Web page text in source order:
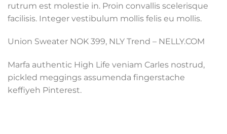
rutrum est molestie in. Proin convallis scelerisque
facilisis. Integer vestibulum mollis felis eu mollis.
Union Sweater NOK 399, NLY Trend – NELLY.COM
Marfa authentic High Life veniam Carles nostrud,
pickled meggings assumenda fingerstache
keffiyeh Pinterest.